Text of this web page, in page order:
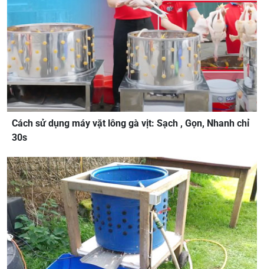
Cách sử dụng máy vặt lông gà vịt: Sạch , Gọn, Nhanh chỉ
30s